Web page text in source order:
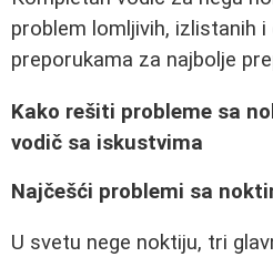
problem lomljivih, izlistanih
preporukama za najbolje
Kako rešiti probleme sa
vodič sa iskustvima
Najčešći problemi sa
U svetu nege noktiju, tri